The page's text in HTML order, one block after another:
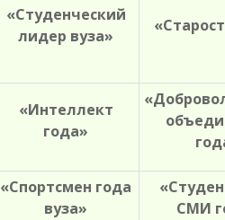
«Студенческий
лидер вуза»
«Интеллект
года»
«Спортсмен года
вуза»
СМИ